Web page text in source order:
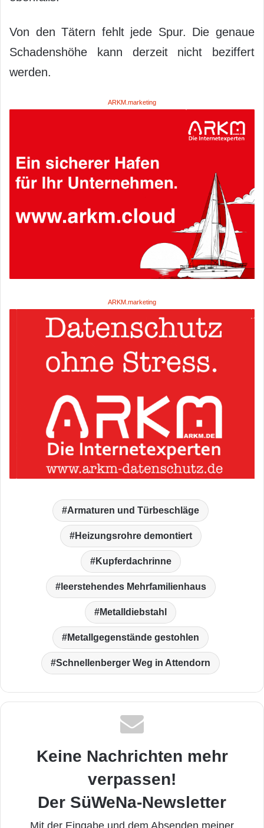
Von den Tätern fehlt jede Spur. Die genaue
Schadenshöhe kann derzeit nicht beziffert
werden.
ARKM.marketing
ARKM.marketing
Armaturen und Türbeschläge
Heizungsrohre demontiert
Kupferdachrinne
leerstehendes Mehrfamilienhaus
Metalldiebstahl
Metallgegenstände gestohlen
Schnellenberger Weg in Attendorn
Keine Nachrichten mehr
verpassen!
Der SüWeNa-Newsletter